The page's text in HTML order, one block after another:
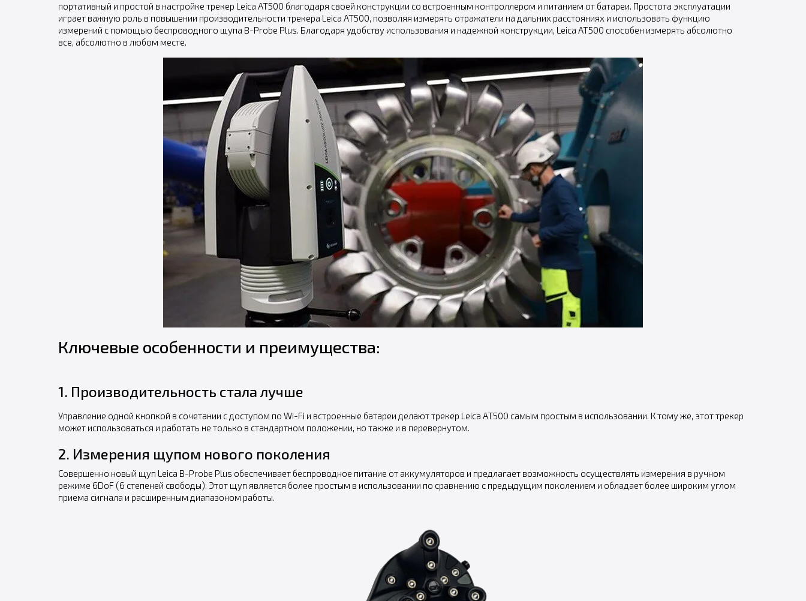
портативный и простой в настройке трекер Leica AT500 благодаря своей конструкции со встроенным контроллером и питанием от батареи. Простота эксплуатации
играет важную роль в повышении производительности трекера Leica AT500, позволяя измерять отражатели на дальних расстояниях и использовать функцию
измерений с помощью беспроводного щупа B-Probe Plus. Благодаря удобству использования и надежной конструкции, Leica AT500 способен измерять абсолютно
все, абсолютно в любом месте.
Ключевые особенности и преимущества:
1. Производительность стала лучше
Управление одной кнопкой в сочетании с доступом по Wi-Fi и встроенные батареи делают трекер Leica AT500 самым простым в использовании. К тому же, этот трекер
может использоваться и работать не только в стандартном положении, но также и в перевернутом.
2. Измерения щупом нового поколения
Совершенно новый щуп Leica B-Probe Plus обеспечивает беспроводное питание от аккумуляторов и предлагает возможность осуществлять измерения в ручном
режиме 6DoF (6 степеней свободы). Этот щуп является более простым в использовании по сравнению с предыдущим поколением и обладает более широким углом
приема сигнала и расширенным диапазоном работы.